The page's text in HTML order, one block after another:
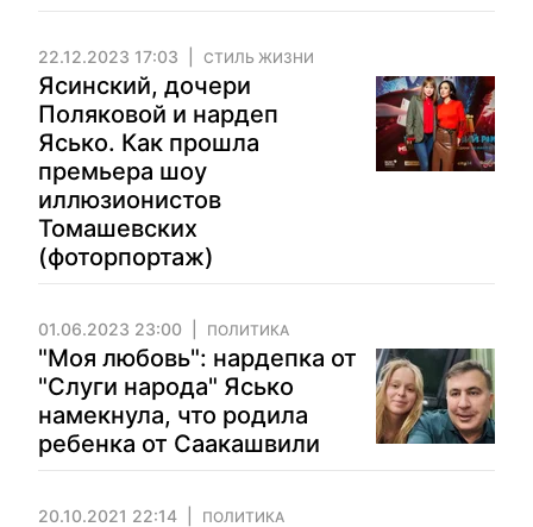
22.12.2023 17:03 СТИЛЬ ЖИЗНИ
Ясинский, дочери
Поляковой и нардеп
Ясько. Как прошла
премьера шоу
иллюзионистов
Томашевских
(фоторпортаж)
01.06.2023 23:00 ПОЛИТИКА
"Моя любовь": нардепка от
"Слуги народа" Ясько
намекнула, что родила
ребенка от Саакашвили
20.10.2021 22:14 ПОЛИТИКА